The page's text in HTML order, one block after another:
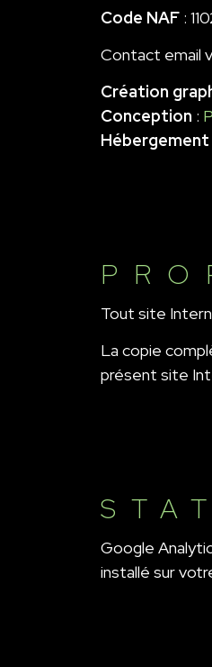
Code NAF :
Contact email
Création
Conception :
Hébergement
Tout site
La copie
présent site
Google
installé sur